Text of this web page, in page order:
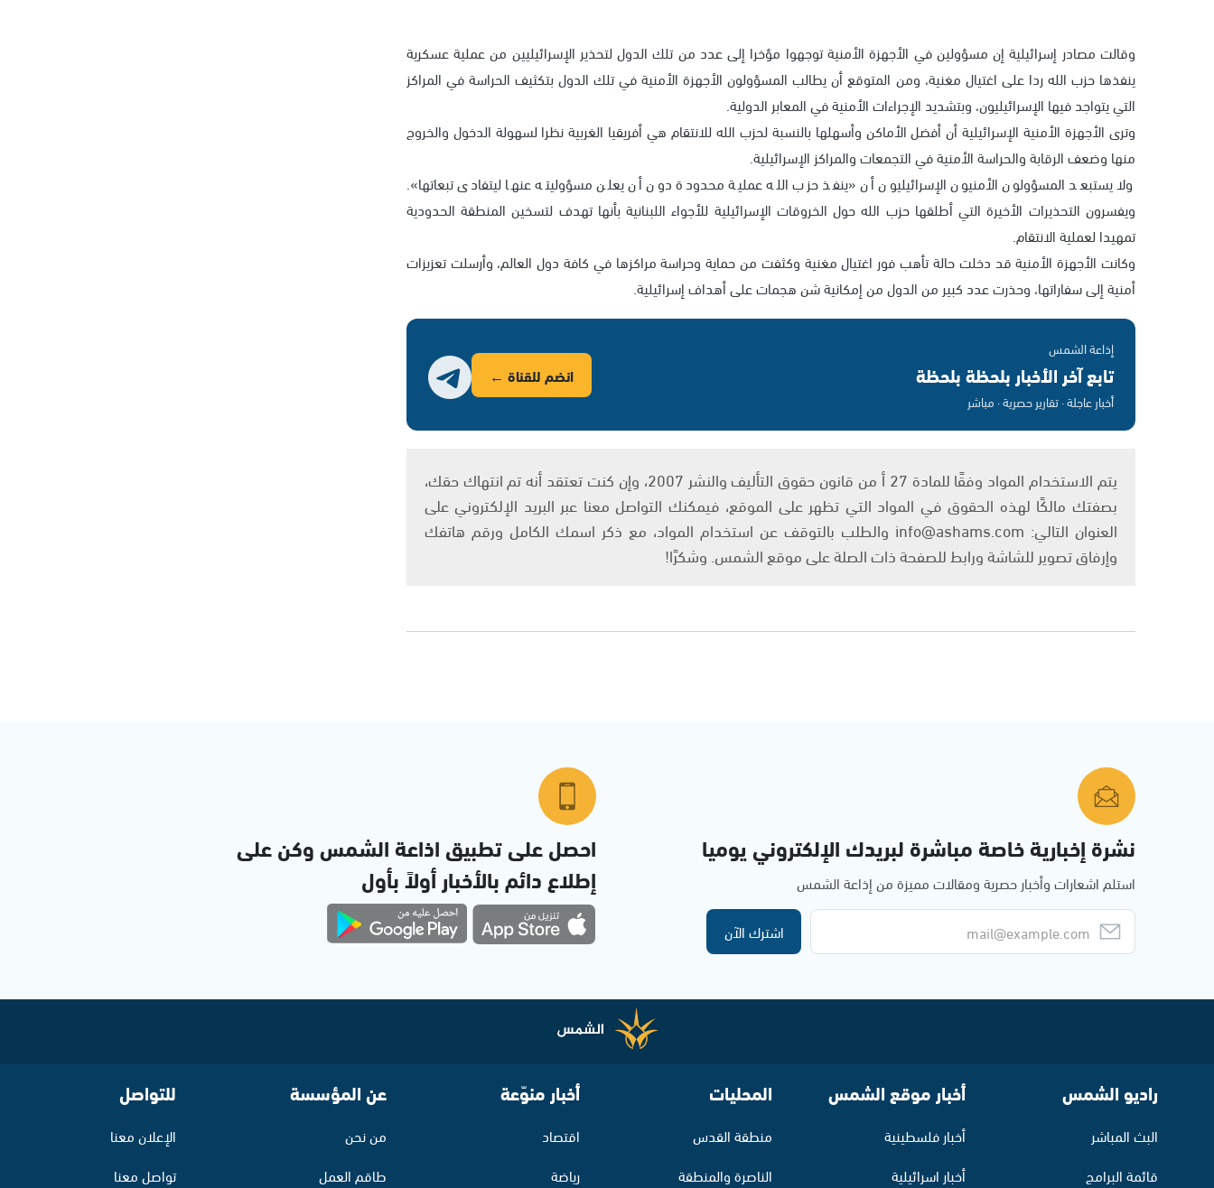
وقالت مصادر إسرائيلية إن مسؤولين في الأجهزة الأمنية توجهوا مؤخرا إلى عدد من تلك الدول لتحذير الإسرائيليين من عملية عسكرية
ينفذها حزب الله ردا على اغتيال مغنية، ومن المتوقع أن يطالب المسؤولون الأجهزة الأمنية في تلك الدول بتكثيف الحراسة في المراكز
التي يتواجد فيها الإسرائيليون، وبتشديد الإجراءات الأمنية في المعابر الدولية.
وترى الأجهزة الأمنية الإسرائيلية أن أفضل الأماكن وأسهلها بالنسبة لحزب الله للانتقام هي أفريقيا الغربية نظرا لسهولة الدخول والخروج
منها وضعف الرقابة والحراسة الأمنية في التجمعات والمراكز الإسرائيلية.
ولا يستبعد المسؤولون الأمنيون الإسرائيليون أن «ينفذ حزب الله عملية محدودة دون أن يعلن مسؤوليته عنها ليتفادى تبعاتها».
ويفسرون التحذيرات الأخيرة التي أطلقها حزب الله حول الخروقات الإسرائيلية للأجواء اللبنانية بأنها تهدف لتسخين المنطقة الحدودية
تمهيدا لعملية الانتقام.
وكانت الأجهزة الأمنية قد دخلت حالة تأهب فور اغتيال مغنية وكثفت من حماية وحراسة مراكزها في كافة دول العالم، وأرسلت تعزيزات
أمنية إلى سفاراتها، وحذرت عدد كبير من الدول من إمكانية شن هجمات على أهداف إسرائيلية.
إذاعة الشمس
تابع آخر الأخبار بلحظة بلحظة
أخبار عاجلة · تقارير حصرية · مباشر
انضم للقناة ←
يتم الاستخدام المواد وفقًا للمادة 27 أ من قانون حقوق التأليف والنشر 2007، وإن كنت تعتقد أنه تم انتهاك حقك،
بصفتك مالكًا لهذه الحقوق في المواد التي تظهر على الموقع، فيمكنك التواصل معنا عبر البريد الإلكتروني على
العنوان التالي: info@ashams.com والطلب بالتوقف عن استخدام المواد، مع ذكر اسمك الكامل ورقم هاتفك
وإرفاق تصوير للشاشة ورابط للصفحة ذات الصلة على موقع الشمس. وشكرًا!
نشرة إخبارية خاصة مباشرة لبريدك الإلكتروني يوميا
استلم اشعارات وأخبار حصرية ومقالات مميزة من إذاعة الشمس
اشترك الآن
احصل على تطبيق اذاعة الشمس وكن على
إطلاع دائم بالأخبار أولاً بأول
راديو الشمس
البث المباشر
قائمة البرامج
أخبار موقع الشمس
أخبار فلسطينية
أخبار اسرائيلية
المحليات
منطقة القدس
الناصرة والمنطقة
أخبار منوّعة
اقتصاد
رياضة
عن المؤسسة
من نحن
طاقم العمل
للتواصل
الإعلان معنا
تواصل معنا